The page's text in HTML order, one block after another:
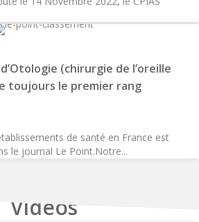
(chirurgie de l’oreille
toujours le premier rang
de santé en France est
le journal Le Point.Notre...
Vidéos